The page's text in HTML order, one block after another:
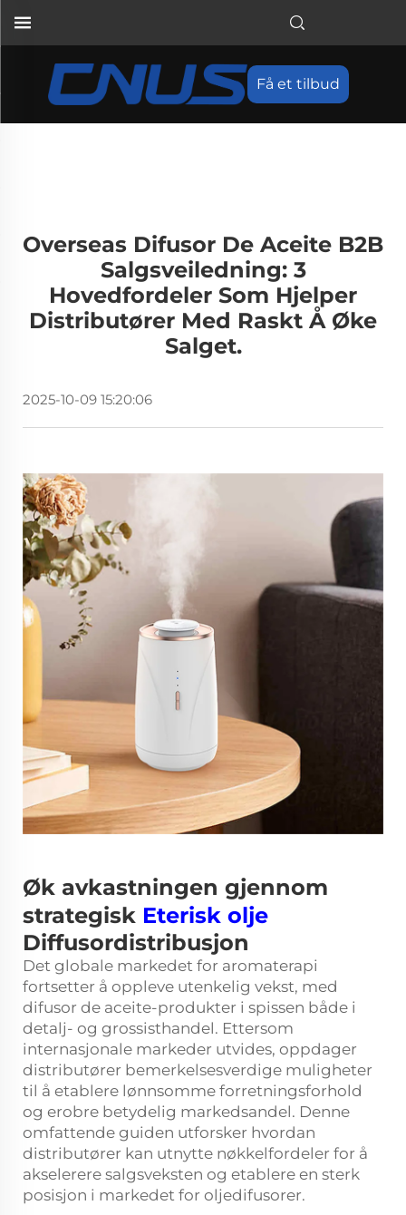
Få et tilbud
Overseas Difusor De Aceite B2B
Salgsveiledning: 3
Hovedfordeler Som Hjelper
Distributører Med Raskt Å Øke
Salget.
2025-10-09 15:20:06
Øk avkastningen gjennom
strategisk Eterisk olje
Diffusordistribusjon
Det globale markedet for aromaterapi
fortsetter å oppleve utenkelig vekst, med
difusor de aceite-produkter i spissen både i
detalj- og grossisthandel. Ettersom
internasjonale markeder utvides, oppdager
distributører bemerkelsesverdige muligheter
til å etablere lønnsomme forretningsforhold
og erobre betydelig markedsandel. Denne
omfattende guiden utforsker hvordan
distributører kan utnytte nøkkelfordeler for å
akselerere salgsveksten og etablere en sterk
posisjon i markedet for oljedifusorer.